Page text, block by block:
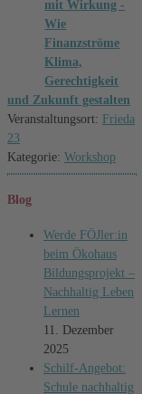
mit Wirkung -
Wie
Finanzströme
Klima,
Gerechtigkeit
und Zukunft gestalten
Veranstaltungsort: Frieda
23
Kategorie: Workshop
Blog
Werde FÖJler:in
beim Ökohaus
Bildungsprojekt –
Nachhaltig Leben
Lernen
11. Dezember
2025
Schilf-Angebot:
Schule nachhaltig